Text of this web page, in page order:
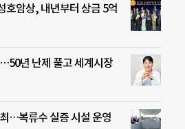
호암상, 내년부터 상금 5억
년 난제 풀고 세계시장
…복류수 실증 시설 운영